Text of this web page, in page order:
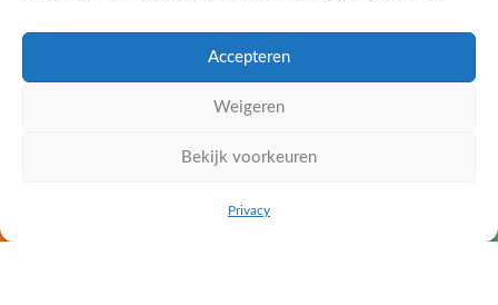
Accepteren
Weigeren
Bekijk voorkeuren
Privacy
PRIVACY- EN COOKIE POLICY WE ZIJN ONLINE